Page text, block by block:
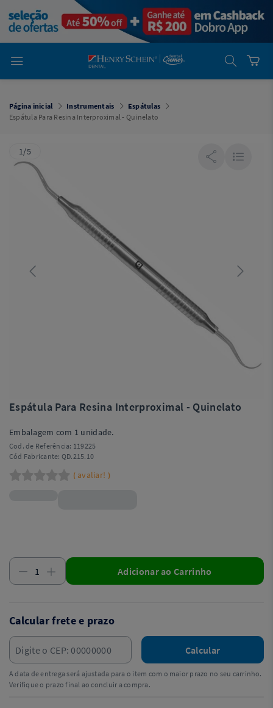
Dental
Cremer -
Henry Schein
Laboratório
Laboratório
Cremer -
Henry Schein
emDental
Cremer
Página inicial Instrumentais
Espátulas
Espátula Para Resina Interproximal - Quinelato
1/5
Espátula Para Resina Interproximal - Quinelato
Embalagem com 1 unidade.
Cod. de Referência: 119225
Cód Fabricante: QD.215.10
( avaliar! )
Adicionar ao Carrinho
Calcular frete e prazo
Calcular
A data de entrega será ajustada para o item com o maior prazo no seu carrinho.
Verifique o prazo final ao concluir a compra.